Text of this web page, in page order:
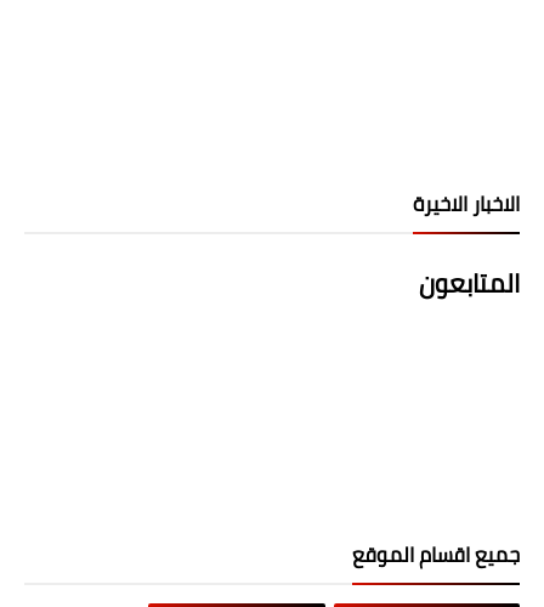
الاخبار الاخيرة
المتابعون
جميع اقسام الموقع